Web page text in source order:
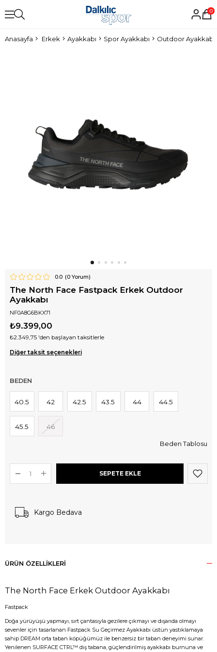
0
Anasayfa Erkek Ayakkabı Spor Ayakkabı Outdoor Ayakkabı
0.0 (0Yorum)
The North Face Fastpack Erkek Outdoor
Ayakkabı
NF0A8G6BKX71
₺9.399,00
₺2.349,75 'den başlayan taksitlerle
Diğer taksit seçenekleri
BEDEN
40.5 42 42.5 43.5 44 44.5
45.5 46
Beden Tablosu
Kargo Bedava
ÜRÜN ÖZELLIKLERI
The North Face Erkek Outdoor Ayakkabı
Fastpack
Doğa yürüyüşü yapmayı, sırt çantasıyla gezilere çıkmayı ve dışarıda olmayı
sevenler için tasarlanan Fastpack Su Geçirmez Ayakkabı üstün yastıklamaya
sahip DREAM orta taban köpüğümüz ile benzersiz bir taban deneyimi sunar.
Yenilenen SURFACE CTRL™ dış tabana, güçlendirilmiş ayakkabı burnuna ve